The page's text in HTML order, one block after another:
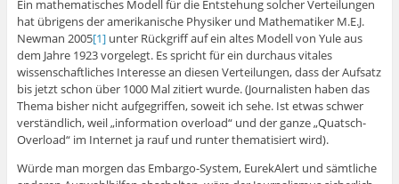
Ein mathematisches Modell für die Entstehung solcher Verteilungen
hat übrigens der amerikanische Physiker und Mathematiker M.E.J.
Newman 2005[1]unter Rückgriff auf ein altes Modell von Yule aus
dem Jahre 1923 vorgelegt. Es spricht für ein durchaus vitales
wissenschaftliches Interesse an diesen Verteilungen, dass der Aufsatz
bis jetzt schon über 1000 Mal zitiert wurde. (Journalisten haben das
Thema bisher nicht aufgegriffen, soweit ich sehe. Ist etwas schwer
verständlich, weil „information overload“ und der ganze „Quatsch-
Overload“ im Internet ja rauf und runter thematisiert wird).
Würde man morgen das Embargo-System, EurekAlert und sämtliche